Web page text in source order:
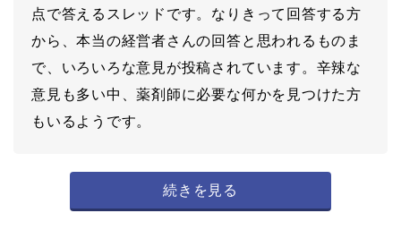
点で答えるスレッドです。なりきって回答する方
から、本当の経営者さんの回答と思われるものま
で、いろいろな意見が投稿されています。辛辣な
意見も多い中、薬剤師に必要な何かを見つけた方
もいるようです。
続きを見る